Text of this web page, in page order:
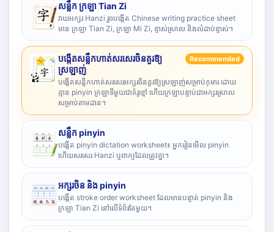
សន្លឹក ក្រឡា Tian Zi
វាយអក្សរ Hanzi រួចបង្កើត Chinese writing practice sheet
មាន ក្រឡា Tian Zi, ក្រឡា Mi Zi, ខ្ទាស់ស្រាល និងលំដាប់ខ្ទាស់។
បង្កើតសន្លឹកហាត់សរសេរចិនគួរឱ្យ
ស្រឡាញ់
Recommended
បង្កើតសន្លឹកហាត់សរសេរអក្សរចិនគួរឱ្យស្រឡាញ់សម្រាប់កុមារ ដោយ
គ្មាន pinyin ក្រឡាទីមួយជាគំរូខ្មៅ ហើយក្រឡាបន្ទាប់ជាអក្សរស្រាល
សម្រាប់តាមដាន។
សន្លឹក pinyin
បង្កើត pinyin dictation worksheet៖ អ្នករៀនមើល pinyin
ហើយសរសេរ Hanzi ឬពាក្យដែលត្រូវគ្នា។
អក្សរចិន និង pinyin
បង្កើត stroke order worksheet ដែលមានបន្ទាត់ pinyin និង
ក្រឡា Tian Zi នៅលើទំព័រតែមួយ។